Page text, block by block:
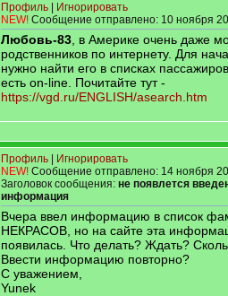
Профиль
Игнорировать
NEW! Сообщение отправлено: 10 ноября
Любовь-83 , в Америке очень даже
родственников по интернету. Для
нужно найти его в списках
есть on-line. Почитайте тут -
https://vgd.ru/ENGLISH/asearch.htm
Профиль
Игнорировать
NEW! Сообщение отправлено: 14 ноября
Заголовок сообщения: не появлется
информация
Вчера ввел информацию в список
НЕКРАСОВ, но на сайте эта
появилась. Что делать? Ждать?
Ввести информацию повторно?
С уважением,
Yunek